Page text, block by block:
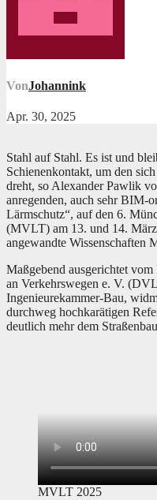
VonJohannink
Apr. 30, 2025
Stahl auf Stahl. Es ist und
Schienenkontakt, um den
dreht, so Alexander Pawlik
anregenden, auch sehr BIM-
Lärmschutz“, auf den 6.
(MVLT) am 13. und 14.
angewandte Wissenschaften
Maßgebend ausgerichtet
an Verkehrswegen e. V.
Ingenieurekammer-Bau,
durchweg hochkarätigen
deutlich mehr dem
MVLT 2025